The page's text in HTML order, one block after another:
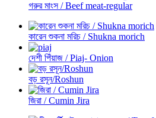
গরুর মাংস / Beef meat-regular
কারেন শুকনা মরিচ / Shukna morich
দেশী পিঁয়াজ / Piaj- Onion
বড় রসূন/Roshun
জিরা / Cumin Jira